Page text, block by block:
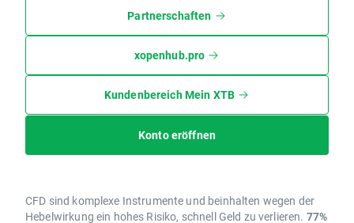
Partnerschaften
xopenhub.pro
Kundenbereich Mein XTB
Konto eröffnen
CFD sind komplexe Instrumente und beinhalten wegen der
Hebelwirkung ein hohes Risiko, schnell Geld zu verlieren. 77%